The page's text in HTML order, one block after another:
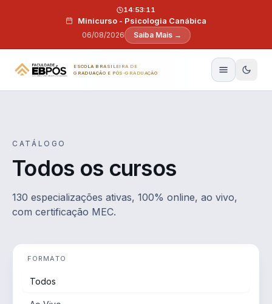
Minicurso - Psicologia Canábica
06/08/2026
14:53:10
Saiba Mais →
ESCOLA BRASILEIRA DE
GRADUAÇÃO E PÓS-GRADUAÇÃO
CATÁLOGO
Todos os cursos
130 especializações ativas, 100% online, ao vivo,
com certificação MEC.
FORMATO
Todos